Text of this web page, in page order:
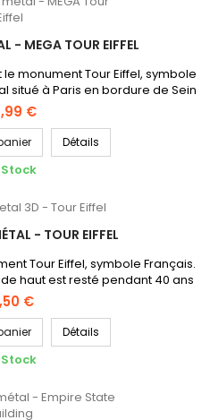
- MEGA TOUR EIFFEL
monument Tour Eiffel, symbole
situé à Paris en bordure de Sein
du public le plus visité au
ENORME de 52cm de hauteur
l'aspect brillant du métal. Ce
des accessoires...
€
Détails
Stock
- TOUR EIFFEL
Tour Eiffel, symbole Français.
haut est resté pendant 40 ans
à Paris en France. Cette
hauteur environ une fois monté
du métal. Cette Maquette en
adaptés et...
€
Détails
Stock